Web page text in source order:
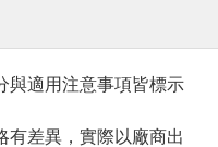
與適用注意事項皆標示
有差異，實際以廠商出